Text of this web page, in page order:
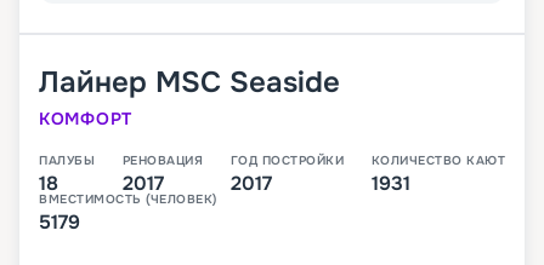
Лайнер MSC Seaside
КОМФОРТ
ПАЛУБЫ
18
РЕНОВАЦИЯ
2017
ГОД ПОСТРОЙКИ
2017
КОЛИЧЕСТВО КАЮТ
1931
ВМЕСТИМОСТЬ (ЧЕЛОВЕК)
5179